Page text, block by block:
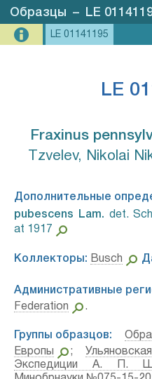
Образцы – LE
LE 01141195
LE
Fraxinus
Tzvelev, Nikolai
Дополнительные
pubescens Lam.⁣ det.
at 1917
Коллекторы: Busch
Административные
Federation
.
Группы образцов:
Европы
;
Экспедиции А. П.